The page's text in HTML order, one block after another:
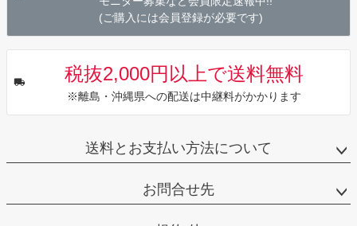
(ご購入には会員登録が必要です)
税抜2,000円以上で送料無料
※離島・沖縄県への配送は中継料がかかります
送料とお支払い方法について
お問合せ先